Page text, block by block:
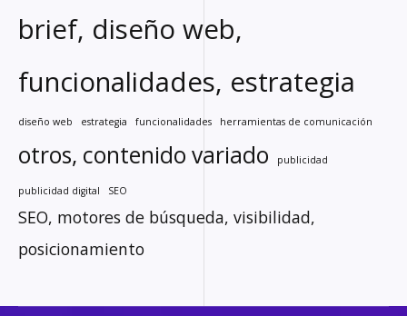
brief, diseño web,
funcionalidades, estrategia
diseño web estrategia funcionalidades herramientas de comunicación
otros, contenido variado publicidad
publicidad digital SEO
SEO, motores de búsqueda, visibilidad,
posicionamiento